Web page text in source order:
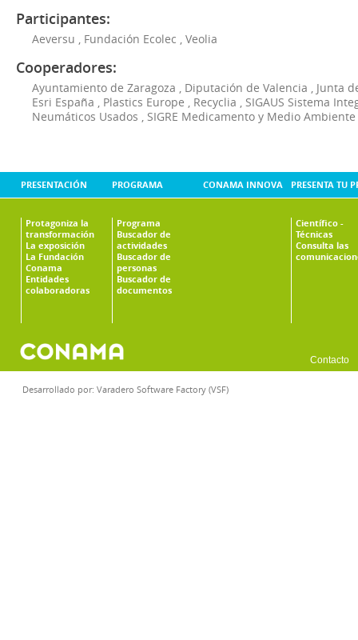
Participantes:
Aeversu , Fundación Ecolec , Veolia
Cooperadores:
Ayuntamiento de Zaragoza , Diputación de Valencia , Junta
Esri España , Plastics Europe , Recyclia , SIGAUS Sistema
Neumáticos Usados , SIGRE Medicamento y Medio Ambiente
PRESENTACIÓN
Protagoniza la
transformación
La exposición
La Fundación
Conama
Entidades
colaboradoras
PROGRAMA
Programa
Buscador de
actividades
Buscador de
personas
Buscador de
documentos
CONAMA INNOVA PRESENTA TU
Científico -
Técnicas
Consulta las
Contacto
Desarrollado por: Varadero Software Factory (VSF)